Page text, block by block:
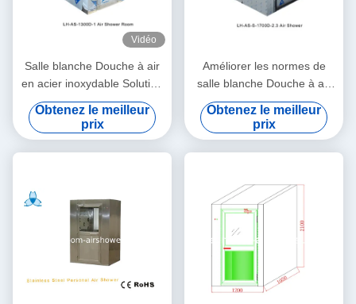
Vidéo
Salle blanche Douche à air
en acier inoxydable Solution
haute performance pour les
normes de salle blanche
Obtenez le meilleur
prix
Améliorer les normes de
salle blanche Douche à air
en acier inoxydable
automatique / manuel
Obtenez le meilleur
prix